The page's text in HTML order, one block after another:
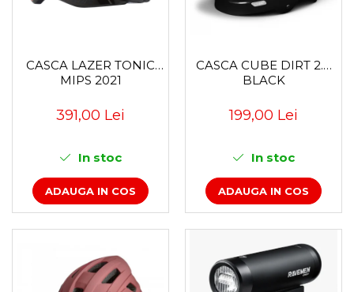
CASCA LAZER TONIC
MIPS 2021
391,00 Lei
In stoc
ADAUGA IN COS
CASCA CUBE DIRT 2.0
BLACK
199,00 Lei
In stoc
ADAUGA IN COS